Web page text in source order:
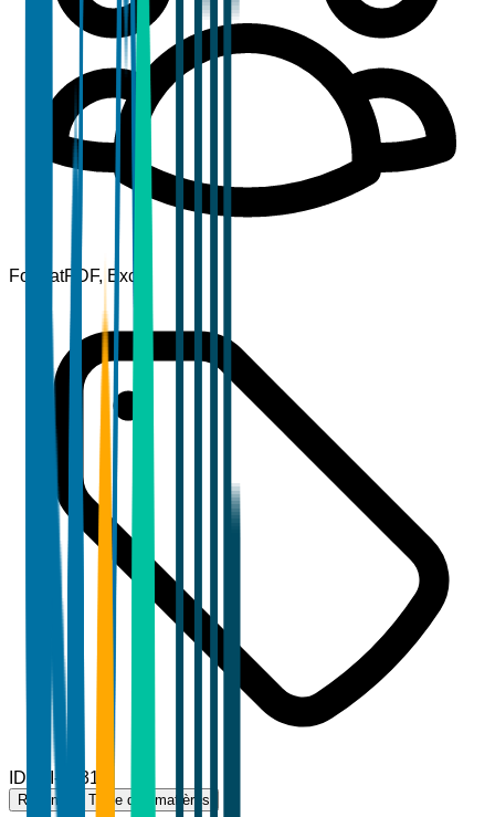
FormatPDF, Excel
ID TBI-33319
Résumé Table des matières